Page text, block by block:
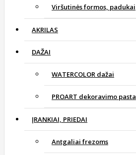
Viršutinės formos, padukai
AKRILAS
DAŽAI
WATERCOLOR dažai
PROART dekoravimo pasta
ĮRANKIAI, PRIEDAI
Antgaliai frezoms